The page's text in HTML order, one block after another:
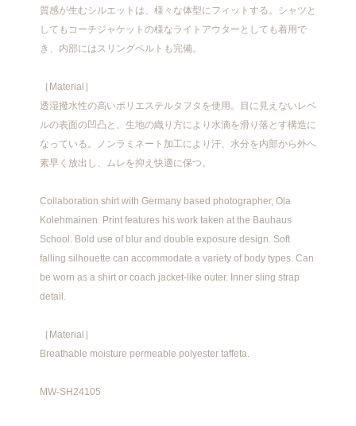
質感が生むシルエットは、様々な体型にフィットする。シャツと
してもコーチジャケットの様なライトアウターとしても着用で
き、内部にはスリングベルトも完備。
［Material］
透湿撥水性の高いポリエステルタフタを使用。目に見えないレベ
ルの表面の凹凸と、生地の織り方により水滴を滑り落とす構造に
なっている。ノンラミネート加工により汗、水分を内部から外へ
素早く放出し、ムレを抑え快適に保つ。
Collaboration shirt with Germany based photographer, Ola
Kolehmainen. Print features his work taken at the Bauhaus
School. Bold use of blur and double exposure design. Soft
falling silhouette can accommodate a variety of body types. Can
be worn as a shirt or coach jacket-like outer. Inner sling strap
detail.
［Material］
Breathable moisture permeable polyester taffeta.
MW-SH24105